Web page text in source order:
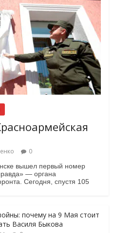
0
вышел первый номер
— органа
Сегодня, спустя 105
почему на 9 Мая стоит
Василя Быкова